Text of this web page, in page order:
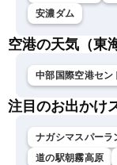
安濃ダム
空港の天気（東
中部国際空港セン
注目のお出かけ
ナガシマスパーラ
道の駅朝霧高原